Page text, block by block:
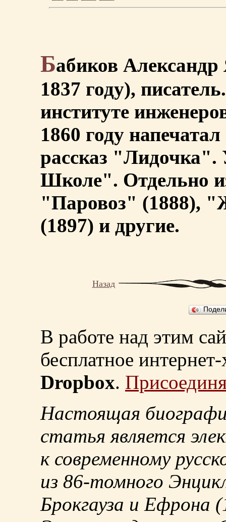
Бабиков
1837 году),
институте
1860 году
рассказ "Лидочка".
Школе". Отдельно
"Паровоз" (1888),
(1897) и другие.
Назад
В работе над этим
бесплатное
Dropbox.
Настоящая
статья является
к современному
из 86-томного
Брокгауза и Ефрона